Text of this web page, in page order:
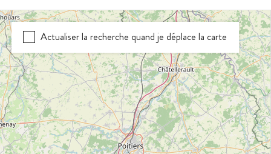
Actualiser la recherche quand je déplace la carte